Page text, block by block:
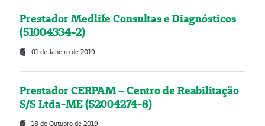
Prestador Medlife Consultas e Diagnósticos
(51004334-2)
01 de Janeiro de 2019
Prestador CERPAM – Centro de Reabilitação
S/S Ltda-ME (52004274-8)
18 de Outubro de 2019